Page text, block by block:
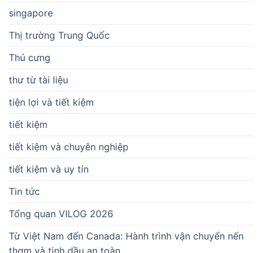
singapore
Thị trường Trung Quốc
Thú cưng
thư từ tài liệu
tiện lợi và tiết kiệm
tiết kiệm
tiết kiệm và chuyên nghiệp
tiết kiệm và uy tín
Tin tức
Tổng quan VILOG 2026
Từ Việt Nam đến Canada: Hành trình vận chuyển nến
thơm và tinh dầu an toàn